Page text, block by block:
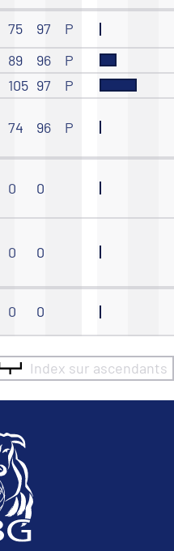
75 97
P
89 96
P
105 97
P
74 96 P
0 0
0 0
0 0
Index sur ascendants